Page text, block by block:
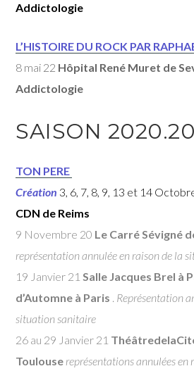
Addictologie
L’HISTOIRE DU ROCK PAR
8 mai 22 Hôpital René Muret de
Addictologie
SAISON
TON PERE
Création 3, 6, 7, 8, 9, 13 et 14
CDN de Reims
9 Novembre 20 Le Carré Sévigné
représentation annulée en raison de la
19 Janvier 21Salle Jacques Brel à
d’Automne à Paris . Représentation
situation sanitaire
26 au 29 Janvier 21
Toulouse représentations annulées